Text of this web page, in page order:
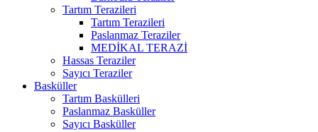
Tartım Terazileri
Tartım Terazileri
Paslanmaz Teraziler
MEDİKAL TERAZİ
Hassas Teraziler
Sayıcı Teraziler
Basküller
Tartım Baskülleri
Paslanmaz Basküller
Sayıcı Basküller